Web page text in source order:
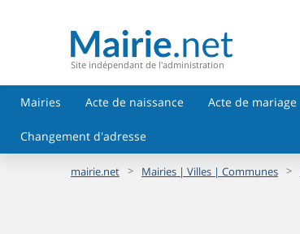
Site indépendant de l'administration
Mairies Acte de naissance Acte de mariage
Changement d'adresse
mairie.net > Mairies | Villes | Communes >